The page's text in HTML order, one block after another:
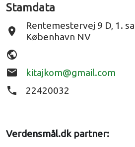
Stamdata
place
Rentemestervej 9 D, 1.
København NV
public
email
kitajkom@gmail.com
phone 22420032
Verdensmål.dk partner: